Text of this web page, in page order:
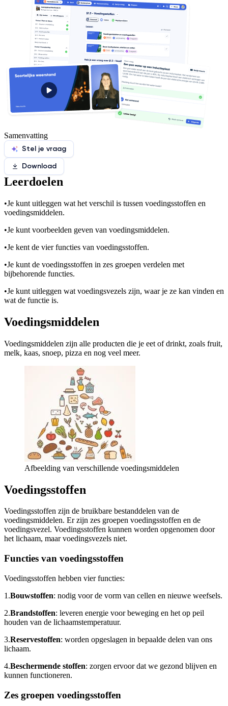
Samenvatting
Stel je vraag
Download
Leerdoelen
•Je kunt uitleggen wat het verschil is tussen voedingsstoffen en
voedingsmiddelen.
•Je kunt voorbeelden geven van voedingsmiddelen.
•Je kent de vier functies van voedingsstoffen.
•Je kunt de voedingsstoffen in zes groepen verdelen met
bijbehorende functies.
•Je kunt uitleggen wat voedingsvezels zijn, waar je ze kan vinden en
wat de functie is.
Voedingsmiddelen
Voedingsmiddelen zijn alle producten die je eet of drinkt, zoals fruit,
melk, kaas, snoep, pizza en nog veel meer.
Afbeelding van verschillende voedingsmiddelen
Voedingsstoffen
Voedingsstoffen zijn de bruikbare bestanddelen van de
voedingsmiddelen. Er zijn zes groepen voedingsstoffen en de
voedingsvezel. Voedingsstoffen kunnen worden opgenomen door
het lichaam, maar voedingsvezels niet.
Functies van voedingsstoffen
Voedingsstoffen hebben vier functies:
1.Bouwstoffen: nodig voor de vorm van cellen en nieuwe weefsels.
2.Brandstoffen: leveren energie voor beweging en het op peil
houden van de lichaamstemperatuur.
3.Reservestoffen: worden opgeslagen in bepaalde delen van ons
lichaam.
4.Beschermende stoffen: zorgen ervoor dat we gezond blijven en
kunnen functioneren.
Zes groepen voedingsstoffen